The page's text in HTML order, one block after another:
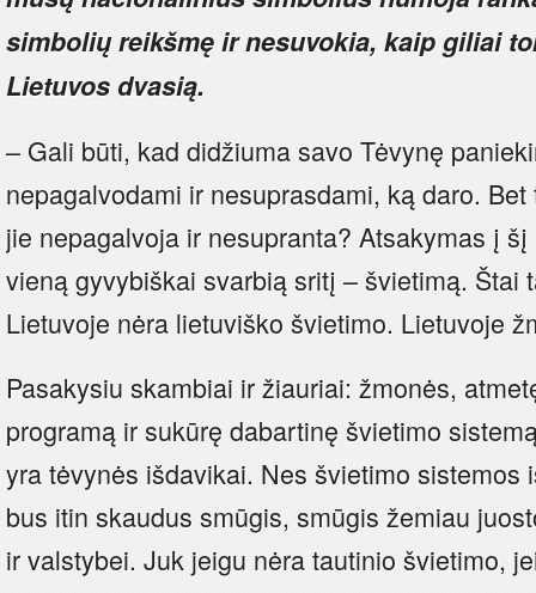
simbolių reikšmę ir nesuvokia, kaip giliai
Lietuvos dvasią.
– Gali būti, kad didžiuma savo Tėvynę
nepagalvodami ir nesuprasdami, ką daro.
jie nepagalvoja ir nesupranta? Atsakymas į
vieną gyvybiškai svarbią sritį – švietimą. Štai
Lietuvoje nėra lietuviško švietimo. Lietuvoje
Pasakysiu skambiai ir žiauriai: žmonės,
programą ir sukūrę dabartinę švietimo
yra tėvynės išdavikai. Nes švietimo sistemos
bus itin skaudus smūgis, smūgis žemiau
ir valstybei. Juk jeigu nėra tautinio švietimo,